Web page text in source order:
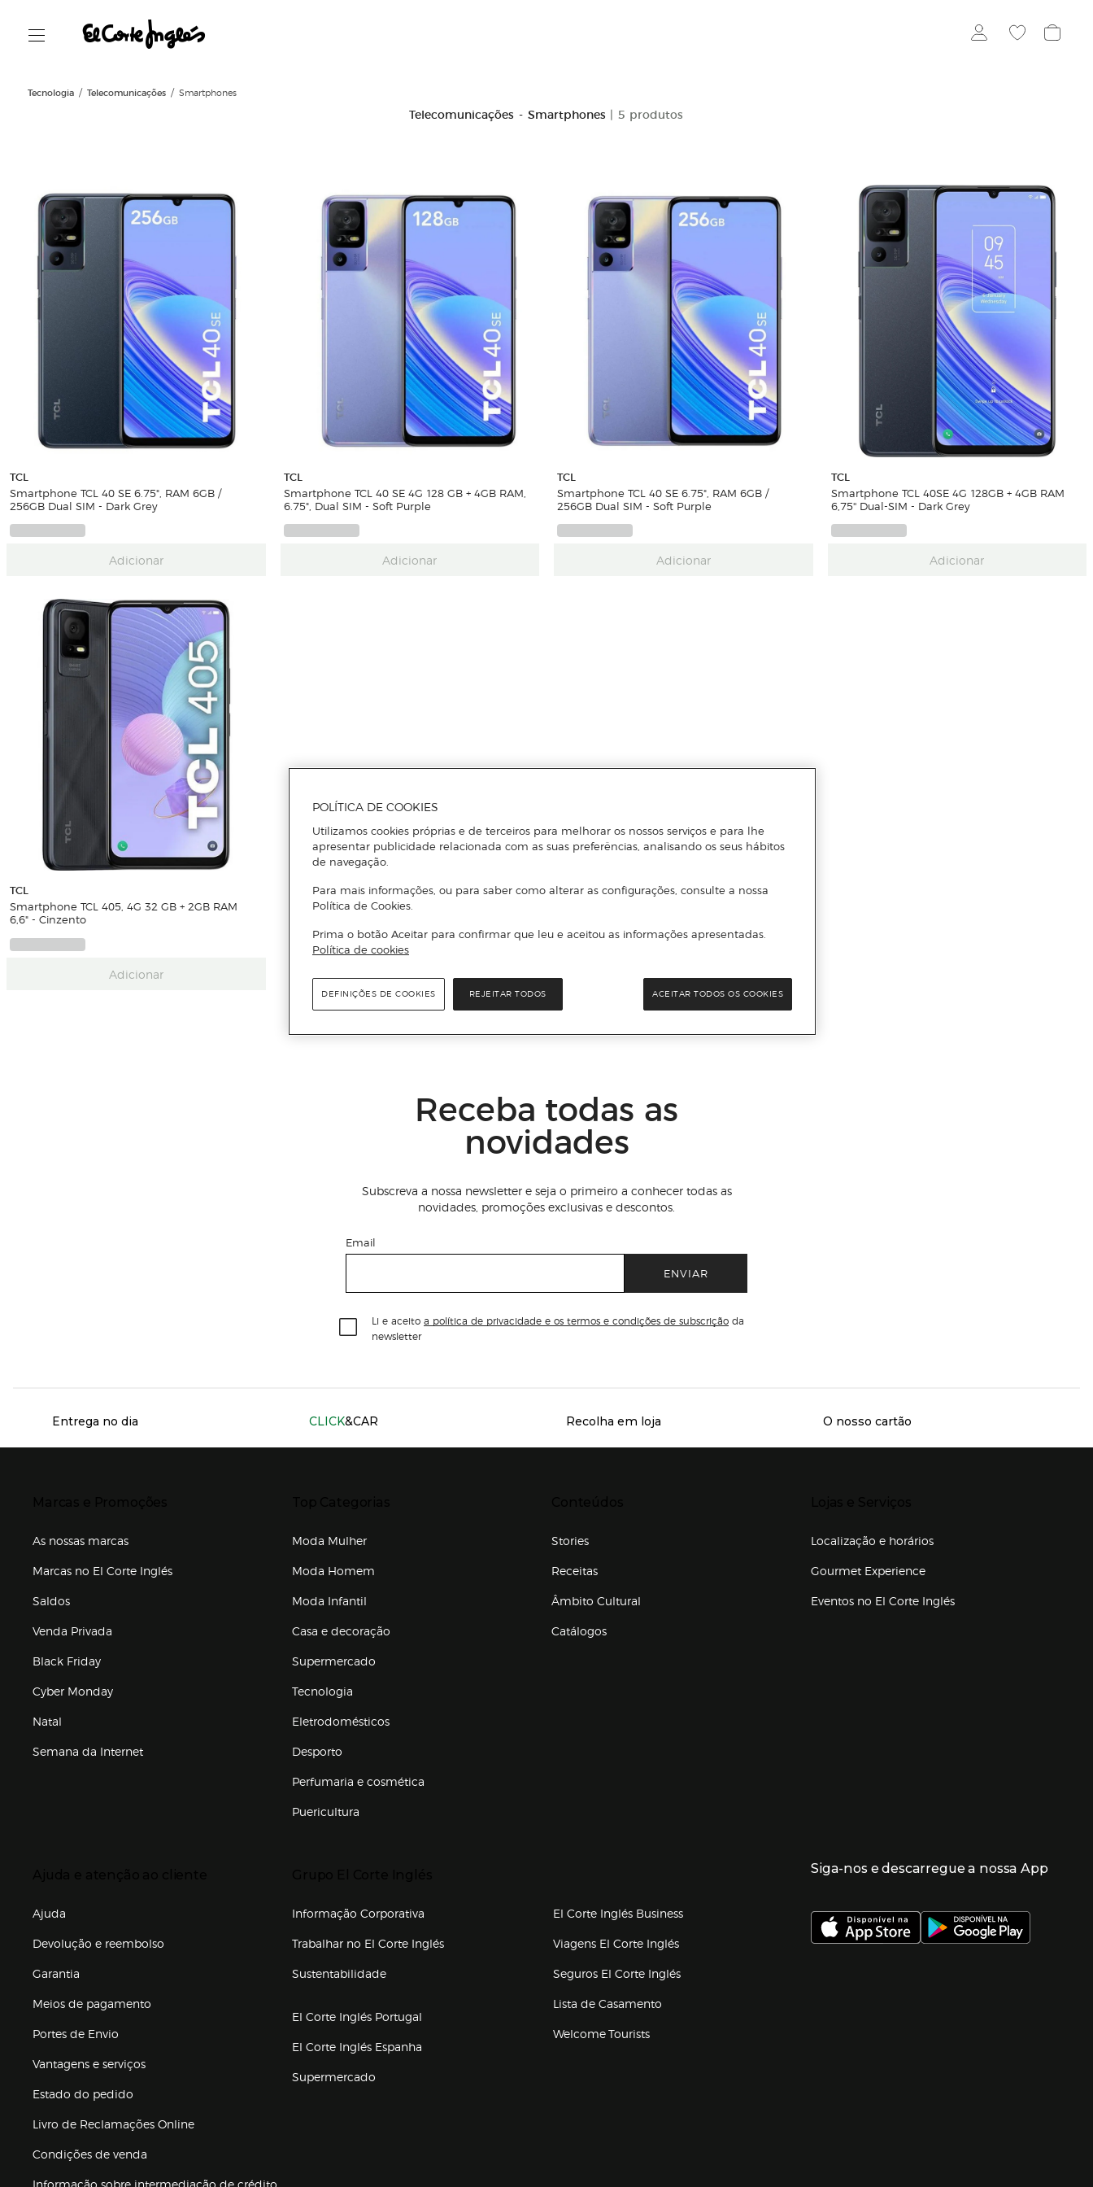
Tecnologia Telecomunicações Smartphones
Telecomunicações - Smartphones | 5 produtos
TCL
Smartphone TCL 40 SE 6.75", RAM 6GB /
256GB Dual SIM - Dark Grey
Adicionar
TCL
Smartphone TCL 40 SE 4G 128 GB + 4GB RAM,
6.75", Dual SIM - Soft Purple
Adicionar
TCL
Smartphone TCL 40 SE 6.75", RAM 6GB /
256GB Dual SIM - Soft Purple
Adicionar
TCL
Smartphone TCL 40SE 4G 128GB + 4GB RAM
6,75'' Dual-SIM - Dark Grey
Adicionar
TCL
Smartphone TCL 405, 4G 32 GB + 2GB RAM
6,6" - Cinzento
Adicionar
Receba todas as
novidades
Subscreva a nossa newsletter e seja o primeiro a conhecer todas as
novidades, promoções exclusivas e descontos.
Email
ENVIAR
Li e aceito a política de privacidade e os termos e condições de subscrição da
newsletter
Servicios destacados
Entrega no dia CLICK&CAR Recolha em loja O nosso cartão
As nossas marcas
Marcas no El Corte Inglés
Saldos
Venda Privada
Black Friday
Cyber Monday
Natal
Semana da Internet
Moda Mulher
Moda Homem
Moda Infantil
Casa e decoração
Supermercado
Tecnologia
Eletrodomésticos
Desporto
Perfumaria e cosmética
Puericultura
Stories
Receitas
Âmbito Cultural
Catálogos
Localização e horários
Gourmet Experience
Eventos no El Corte Inglés
Ajuda
Devolução e reembolso
Garantia
Meios de pagamento
Portes de Envio
Vantagens e serviços
Estado do pedido
Livro de Reclamações Online
Condições de venda
Informação sobre intermediação de crédito
Informação Corporativa
Trabalhar no El Corte Inglés(abre en nueva ventana)
Sustentabilidade
El Corte Inglés Portugal
El Corte Inglés Espanha
Supermercado
El Corte Inglés Business
Viagens El Corte Inglés(abre en nueva ventana)
Seguros El Corte Inglés(abre en nueva ventana)
Lista de Casamento
Welcome Tourists
Siga-nos e descarregue a nossa App
POLÍTICA DE COOKIES
Utilizamos cookies próprias e de terceiros para melhorar os nossos serviços e para lhe
apresentar publicidade relacionada com as suas preferências, analisando os seus hábitos
de navegação.
Para mais informações, ou para saber como alterar as configurações, consulte a nossa
Política de Cookies.
Prima o botão Aceitar para confirmar que leu e aceitou as informações apresentadas.
Política de cookies
REJEITAR TODOS ACEITAR TODOS OS COOKIES
DEFINIÇÕES DE COOKIES